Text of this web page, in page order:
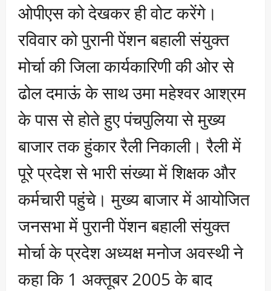
ओपीएस को देखकर ही वोट करेंगे।
रविवार को पुरानी पेंशन बहाली संयुक्त
मोर्चा की जिला कार्यकारिणी की ओर से
ढोल दमाऊं के साथ उमा महेश्वर आश्रम
के पास से होते हुए पंचपुलिया से मुख्य
बाजार तक हुंकार रैली निकाली। रैली में
पूरे प्रदेश से भारी संख्या में शिक्षक और
कर्मचारी पहुंचे। मुख्य बाजार में आयोजित
जनसभा में पुरानी पेंशन बहाली संयुक्त
मोर्चा के प्रदेश अध्यक्ष मनोज अवस्थी ने
कहा कि 1 अक्तूबर 2005 के बाद